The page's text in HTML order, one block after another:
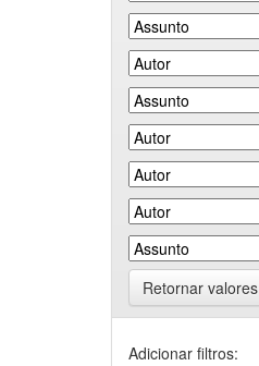
Retornar valores
Adicionar filtros: